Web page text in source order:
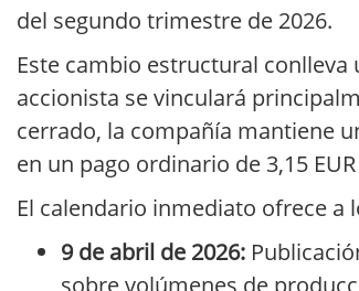
del segundo trimestre de 2026.
Este cambio estructural
accionista se vinculará
cerrado, la compañía mantiene
en un pago ordinario de 3,15
El calendario inmediato ofrece a
9 de abril de 2026: